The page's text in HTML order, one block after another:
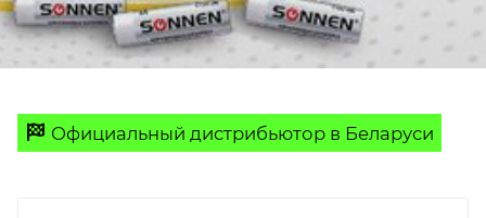
Официальный дистрибьютор в Беларуси